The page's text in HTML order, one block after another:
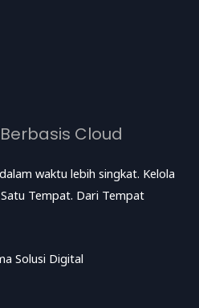
Cloud
waktu lebih singkat. Kelola
Tempat. Dari Tempat
Solusi Digital